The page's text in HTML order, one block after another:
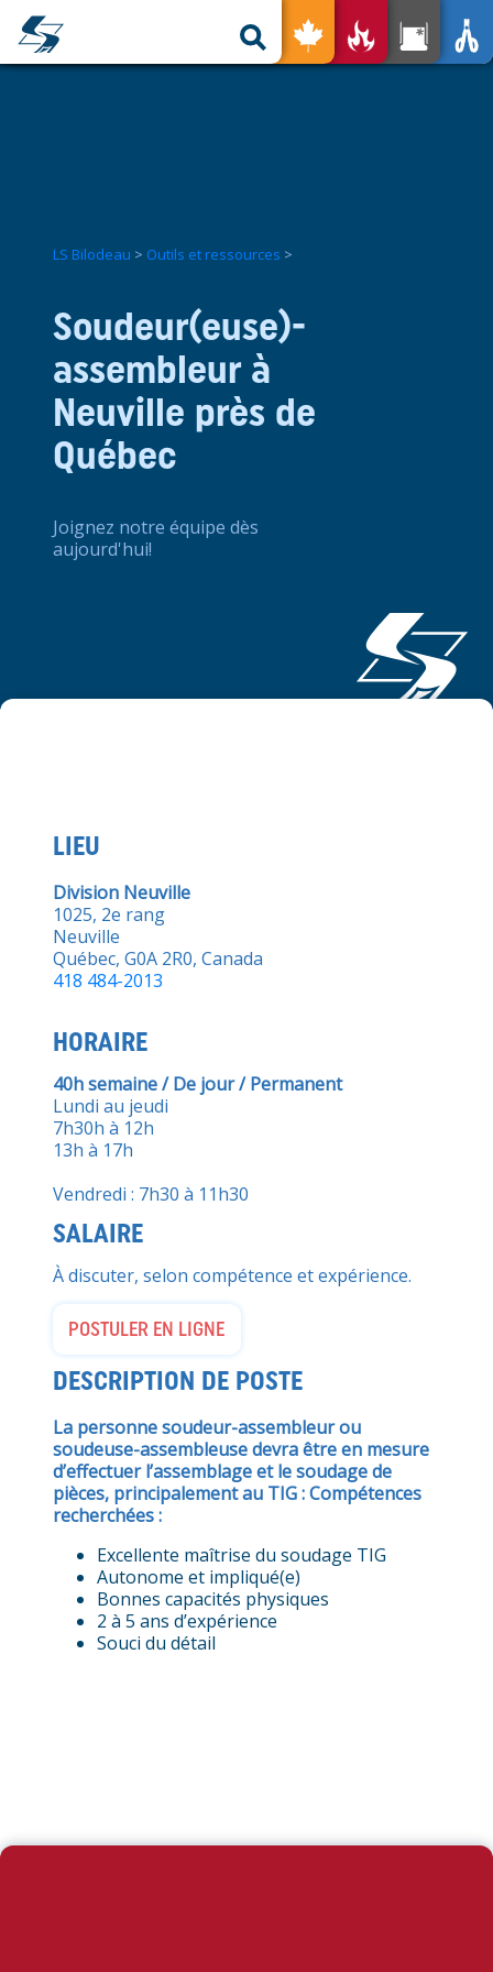
pour tous
Sur mesure
Outils et ressources
Produits usagés
LS Bilodeau > Outils et ressources >
Soudeur(euse)-
assembleur à
Neuville près de
Québec
Joignez notre équipe dès
aujourd'hui!
LIEU
Division Neuville
1025, 2e rang
Neuville
Québec, G0A 2R0, Canada
418 484-2013
HORAIRE
40h semaine / De jour / Permanent
Lundi au jeudi
7h30h à 12h
13h à 17h
Vendredi : 7h30 à 11h30
SALAIRE
À discuter, selon compétence et expérience.
POSTULER EN LIGNE
DESCRIPTION DE POSTE
La personne soudeur-assembleur ou
soudeuse-assembleuse devra être en mesure
d’effectuer l’assemblage et le soudage de
pièces, principalement au TIG :Compétences
recherchées :
Excellente maîtrise du soudage TIG
Autonome et impliqué(e)
Bonnes capacités physiques
2 à 5 ans d’expérience
Souci du détail